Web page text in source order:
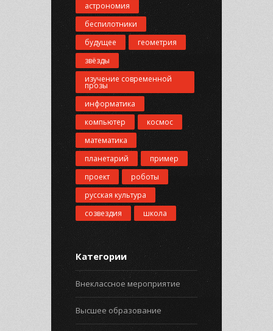
астрономия
беспилотники
будущее
геометрия
звёзды
изучение современной
прозы
информатика
компьютер
космос
математика
планетарий
пример
проект
роботы
русская культура
созвездия
школа
Категории
Внеклассное мероприятие
Высшее образование